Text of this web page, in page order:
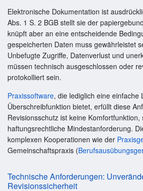
Elektronische Dokumentation ist
Abs. 1 S. 2 BGB stellt sie der
knüpft aber an eine entscheidende
gespeicherten Daten muss gewährleistet
Unbefugte Zugriffe, Datenverlust und
müssen technisch ausgeschlossen oder
protokolliert sein.
Praxissoftware, die lediglich eine einfache
Überschreibfunktion bietet, erfüllt diese
Revisionsschutz ist keine Komfortfunktion,
haftungsrechtliche Mindestanforderung.
komplexen Kooperationen wie der
Gemeinschaftspraxis (
Technische Anforderungen:
Revisionssicherheit